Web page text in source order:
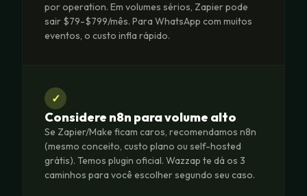
por operation. Em volumes sérios, Zapier pode
sair $79-$799/mês. Para WhatsApp com muitos
eventos, o custo infla rápido.
✓
Considere n8n para volume alto
Se Zapier/Make ficam caros, recomendamos n8n
(mesmo conceito, custo plano ou self-hosted
grátis). Temos plugin oficial. Wazzap te dá os 3
caminhos para você escolher segundo seu caso.